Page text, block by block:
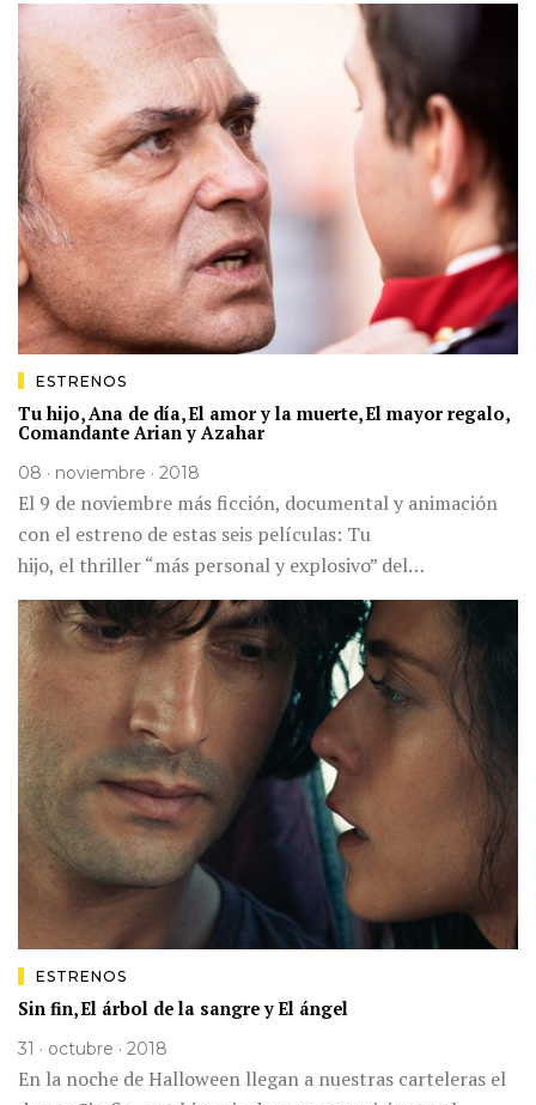
ESTRENOS
Tu hijo, Ana de día, El amor y la muerte, El mayor regalo,
Comandante Arian y Azahar
08 · noviembre · 2018
El 9 de noviembre más ficción, documental y animación
con el estreno de estas seis películas: Tu
hijo, el thriller “más personal y explosivo” del…
ESTRENOS
Sin fin, El árbol de la sangre y El ángel
31 · octubre · 2018
En la noche de Halloween llegan a nuestras carteleras el